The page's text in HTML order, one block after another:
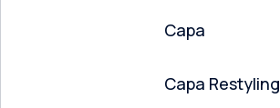
Capa
Capa Restyling